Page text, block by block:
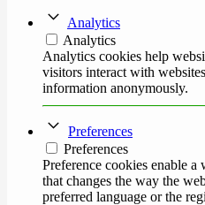
Analytics
Analytics
Analytics cookies help
visitors interact with
information anonymously.
Preferences
Preferences
Preference cookies enable
that changes the way the
preferred language or the